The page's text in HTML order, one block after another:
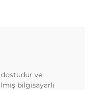
dostudur ve
bilgisayarlı